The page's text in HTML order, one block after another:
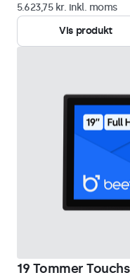
5.623,75 kr. inkl. moms
Vis produkt
19 Tommer